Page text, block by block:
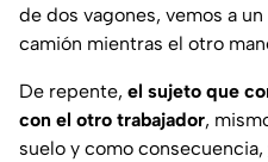
de dos vagones, vemos a
camión mientras el otro
De repente, el sujeto que
con el otro trabajador,
suelo y como consecuencia,